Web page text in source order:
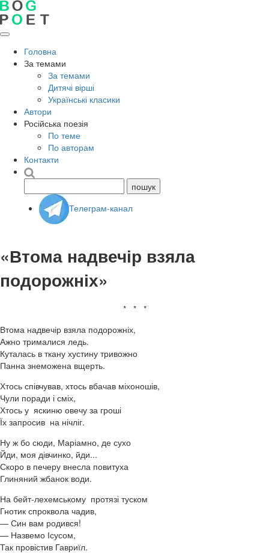
Головна
За темами
За темами
Дитячі вірші
Українські класики
Автори
Російська поезія
По теме
По авторам
Контакти
Телеграм-канал
«Втома надвечір взяла
подорожніх»
* * *
Втома надвечір взяла подорожніх,
Ажно трималися ледь.
Куталась в ткану хустину тривожно
Панна знеможена вщерть.
Хтось співчував, хтось вбачав міхоношів,
Чули поради і сміх,
Хтось у яскиню овечу за гроші
Їх запросив на нічліг.
Ну ж бо сюди, Маріамно, де сухо
Йди, моя дівчинко, йди...
Скоро в печеру внесла повитуха
Глиняний жбанок води.
На бейт-лехемському протязі туском
Гнотик спроквола чадив,
— Син вам родився!
— Назвемо Ісусом,
Так провістив Гавриїл.